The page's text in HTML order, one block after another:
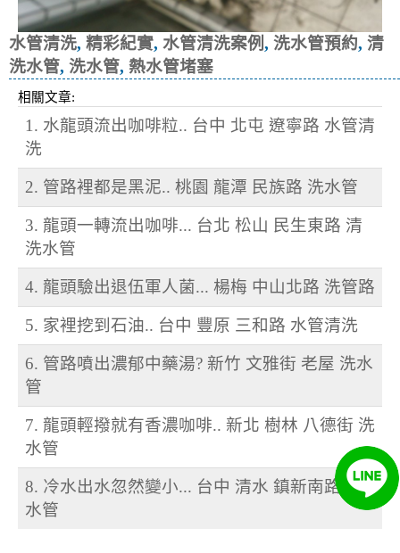
水管清洗, 精彩紀實, 水管清洗案例, 洗水管預約, 清
洗水管, 洗水管, 熱水管堵塞
相關文章:
1. 水龍頭流出咖啡粒.. 台中 北屯 遼寧路 水管清
洗
2. 管路裡都是黑泥.. 桃園 龍潭 民族路 洗水管
3. 龍頭一轉流出咖啡... 台北 松山 民生東路 清
洗水管
4. 龍頭驗出退伍軍人菌... 楊梅 中山北路 洗管路
5. 家裡挖到石油.. 台中 豐原 三和路 水管清洗
6. 管路噴出濃郁中藥湯? 新竹 文雅街 老屋 洗水
管
7. 龍頭輕撥就有香濃咖啡.. 新北 樹林 八德街 洗
水管
8. 冷水出水忽然變小... 台中 清水 鎮新南路 洗
水管